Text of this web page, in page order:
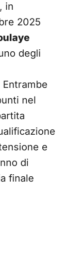
, in
2025
degli
Entrambe
nel
e
di
finale